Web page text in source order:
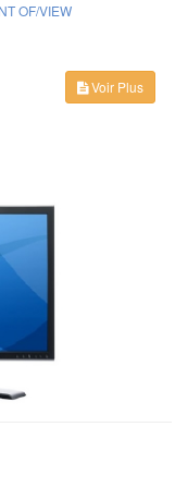
OF/VIEW
Voir Plus